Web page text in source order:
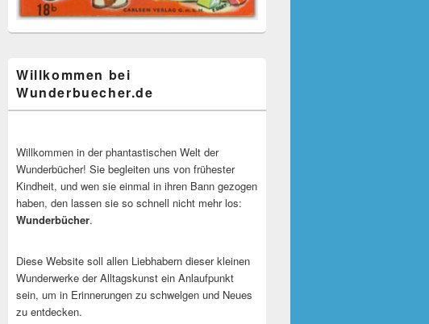
Willkommen bei
Wunderbuecher.de
Willkommen in der phantastischen Welt der
Wunderbücher! Sie begleiten uns von frühester
Kindheit, und wen sie einmal in ihren Bann gezogen
haben, den lassen sie so schnell nicht mehr los:
Wunderbücher.
Diese Website soll allen Liebhabern dieser kleinen
Wunderwerke der Alltagskunst ein Anlaufpunkt
sein, um in Erinnerungen zu schwelgen und Neues
zu entdecken.